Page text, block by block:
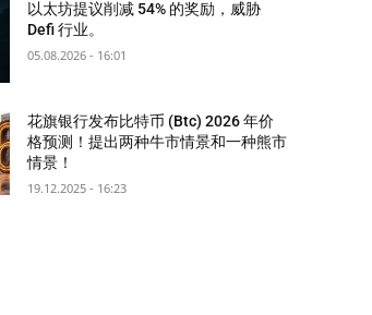
以太坊提议削减 54% 的奖励，威胁
Defi 行业。
05.08.2026 - 16:01
花旗银行发布比特币 (Btc) 2026 年价
格预测！提出两种牛市情景和一种熊市
情景！
19.12.2025 - 16:23